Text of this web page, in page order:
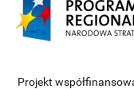
Projekt